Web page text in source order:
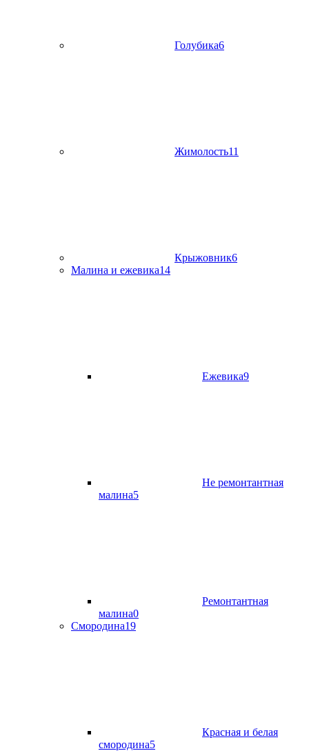
Голубика6
Жимолость11
Крыжовник6
Малина и ежевика14
Ежевика9
Не ремонтантная
малина5
Ремонтантная
малина0
Смородина19
Красная и белая
смородина5